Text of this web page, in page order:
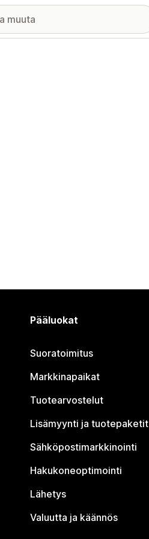
Pääluokat
Suoratoimitus
Markkinapaikat
Tuotearvostelut
Lisämyynti ja tuotepaketit
Sähköpostimarkkinointi
Hakukoneoptimointi
Lähetys
Valuutta ja käännös